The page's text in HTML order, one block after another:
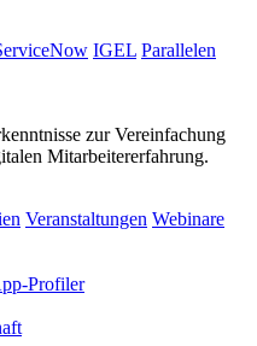
IGEL Parallelen
zur Vereinfachung
Mitarbeitererfahrung.
Veranstaltungen Webinare
Profiler